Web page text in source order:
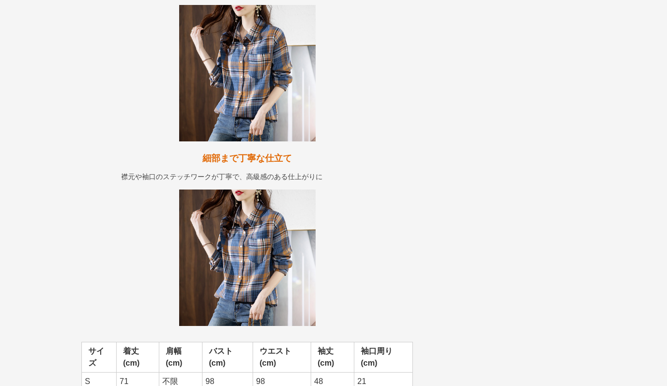
細部まで丁寧な仕立て
襟元や袖口のステッチワークが丁寧で、高級感のある仕上がりに
サイ
ズ
着丈
(cm)
肩幅
(cm)
バスト
(cm)
ウエスト
(cm)
袖丈
(cm)
袖口周り
(cm)
S 71 不限 98 98 48 21